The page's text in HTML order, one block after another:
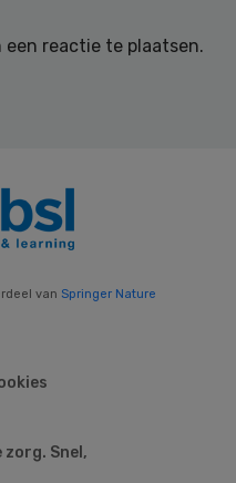
een reactie te plaatsen.
van Springer Nature
Snel,